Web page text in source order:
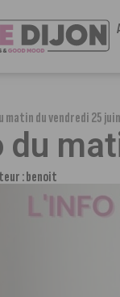
matin du vendredi 25
du
:benoit